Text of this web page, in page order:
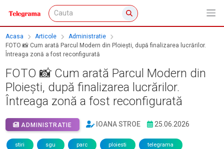
Acasa Articole
Administratie
FOTO 📸 Cum arată Parcul Modern din Ploiești, după finalizarea lucrărilor.
Întreaga zonă a fost reconfigurată
FOTO 📸 Cum arată Parcul Modern din
Ploiești, după finalizarea lucrărilor.
Întreaga zonă a fost reconfigurată
ADMINISTRATIE IOANA STROE 25.06.2026
stiri sgu parc ploiesti telegrama